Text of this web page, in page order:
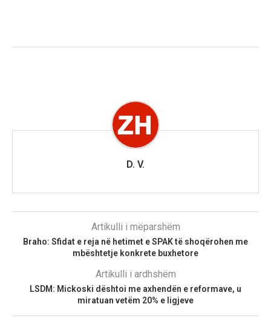
D. V.
Artikulli i mëparshëm
Braho: Sfidat e reja në hetimet e SPAK të shoqërohen me
mbështetje konkrete buxhetore
Artikulli i ardhshëm
LSDM: Mickoski dështoi me axhendën e reformave, u
miratuan vetëm 20% e ligjeve